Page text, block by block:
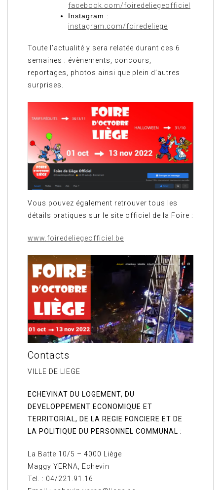
facebook.com/foiredeliegeofficiel
Instagram :
instagram.com/foiredeliege
Toute l’actualité y sera relatée durant ces 6
semaines : évènements, concours,
reportages, photos ainsi que plein d’autres
surprises.
Vous pouvez également retrouver tous les
détails pratiques sur le site officiel de la Foire :
www.foiredeliegeofficiel.be
Contacts
VILLE DE LIEGE
ECHEVINAT DU LOGEMENT, DU
DEVELOPPEMENT ECONOMIQUE ET
TERRITORIAL, DE LA REGIE FONCIERE ET DE
LA POLITIQUE DU PERSONNEL COMMUNAL :
La Batte 10/5 – 4000 Liège
Maggy YERNA, Echevin
Tel. : 04/221.91.16